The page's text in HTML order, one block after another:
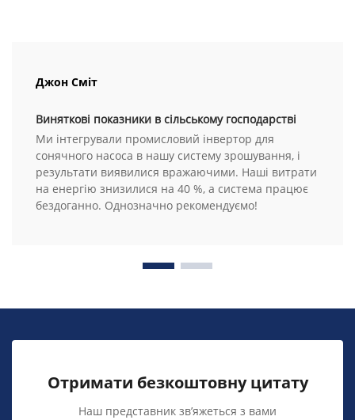
Джон Сміт
Виняткові показники в сільському господарстві
Ми інтегрували промисловий інвертор для
сонячного насоса в нашу систему зрошування, і
результати виявилися вражаючими. Наші витрати
на енергію знизилися на 40 %, а система працює
бездоганно. Однозначно рекомендуємо!
Отримати безкоштовну цитату
Наш представник зв’яжеться з вами